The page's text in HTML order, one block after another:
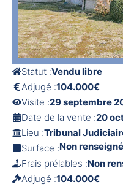
Statut :Vendu libre
Adjugé :104.000€
Visite :29 septembre
Date de la vente :20
Lieu :Tribunal
Surface :Non renseigné
Frais prélables :Non
Adjugé :104.000€